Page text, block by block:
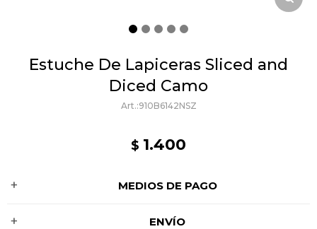
Estuche De Lapiceras Sliced and
Diced Camo
910B6142NSZ
$ 1.400
MEDIOS DE PAGO
ENVÍO